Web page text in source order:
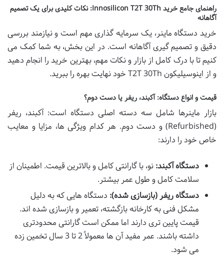
راهنمای جامع خرید Innosilicon T2T 30Th: نکات کلیدی برای یک تصمیم
آگاهانه
خرید دستگاه ماینر، یک سرمایه گذاری مهم است و نیازمند بررسی
دقیق و تصمیم گیری آگاهانه است. در این بخش، به شما کمک می
کنیم تا با درک کامل از بازار و نکات مهم، بهترین خرید را انجام دهید
و از اینوسیلیکون T2T 30Th خود نهایت بهره را ببرید.
قیمت و انواع دستگاه: آکبند، ریفر یا دست دوم؟
بازار ماینرها شامل سه دسته اصلی دستگاه است: آکبند، ریفر
(Refurbished) و دست دوم. هر کدام ویژگی ها، مزایا و معایب
خاص خود را دارند:
دستگاه آکبند: نو، با گارانتی کامل و بالاترین قیمت. اطمینان از
سلامت کامل و طول عمر بیشتر.
دستگاه ریفر (بازسازی شده): دستگاه هایی که به دلیل
مشکل فنی به کارخانه بازگشته، تعمیر و بازسازی شده اند.
قیمت پایین تری دارند اما ممکن است گارانتی محدودتری
داشته باشند. عمر مفید آن ها معمولاً 2 تا 3 سال تخمین زده
می شود.